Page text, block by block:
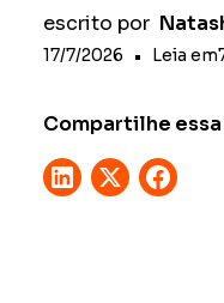
escrito por
17/7/2026 • Leia em
Compartilhe